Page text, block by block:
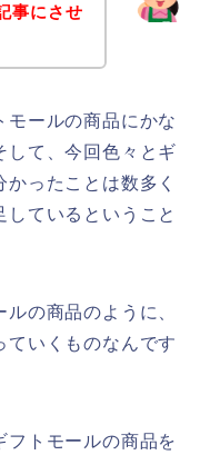
事にさせ
モールの商品にかな
して、今回色々とギ
ったことは数多く
ているということ
の商品のように、
ていくものなんです
フトモールの商品を